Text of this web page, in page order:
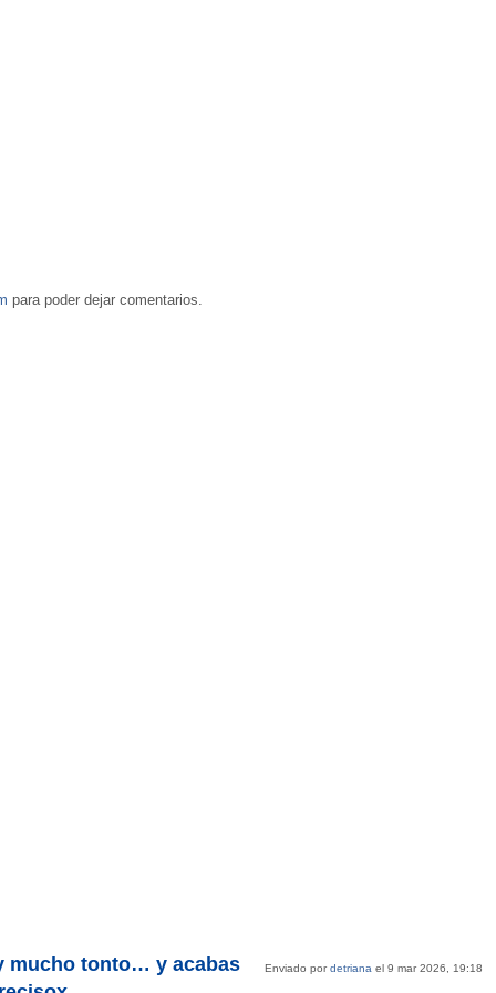
para poder dejar comentarios.
Enviado pordetriana el 9 mar 2026, 19:18
mucho tonto… y acabas